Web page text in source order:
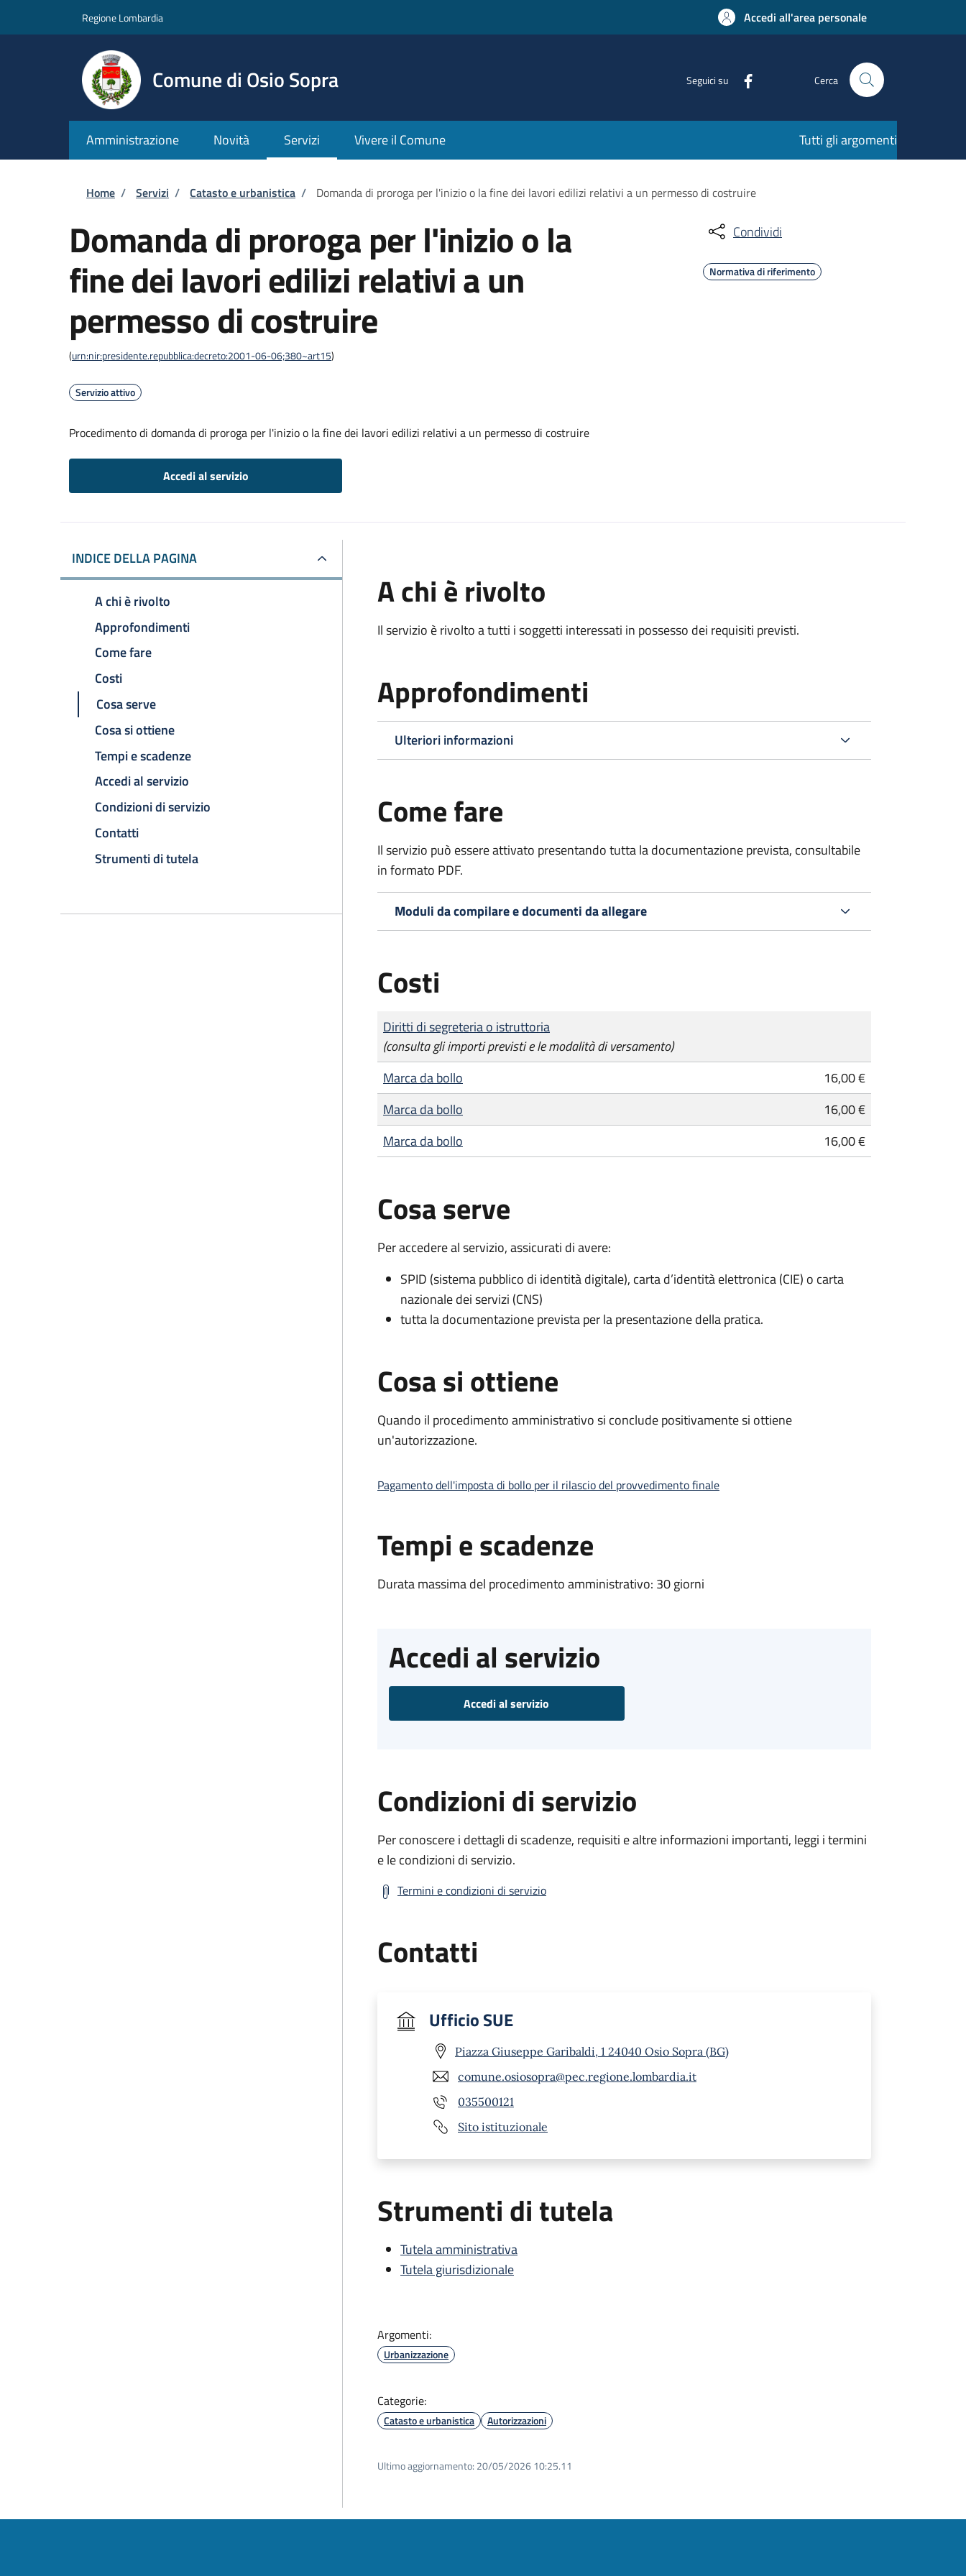
Regione Lombardia Accedi all'area personale
Comune di Osio Sopra Seguici su Cerca
Amministrazione Novità Servizi Vivere il Comune Tutti gli argomenti
Briciole di pane
Home / Servizi / Catasto e urbanistica / Domanda di proroga per l'inizio o la fine dei lavori edilizi relativi a un permesso di costruire
Domanda di proroga per l'inizio o la
fine dei lavori edilizi relativi a un
permesso di costruire
(urn:nir:presidente.repubblica:decreto:2001-06-06;380~art15)
Servizio attivo
Procedimento di domanda di proroga per l'inizio o la fine dei lavori edilizi relativi a un permesso di costruire
Accedi al servizio
Condividi
Normativa di riferimento
INDICE DELLA PAGINA
A chi è rivolto
Approfondimenti
Come fare
Costi
Cosa serve
Cosa si ottiene
Tempi e scadenze
Accedi al servizio
Condizioni di servizio
Contatti
Strumenti di tutela
A chi è rivolto
Il servizio è rivolto a tutti i soggetti interessati in possesso dei requisiti previsti.
Approfondimenti
Ulteriori informazioni
Come fare
Il servizio può essere attivato presentando tutta la documentazione prevista, consultabile
in formato PDF.
Moduli da compilare e documenti da allegare
Costi
Tipo di pagamento
Importo
Diritti di segreteria o istruttoria
(consulta gli importi previsti e le modalità di versamento)
Marca da bollo
16,00 €
Marca da bollo
16,00 €
Marca da bollo
16,00 €
Cosa serve
Per accedere al servizio, assicurati di avere:
SPID (sistema pubblico di identità digitale), carta d’identità elettronica (CIE) o carta
nazionale dei servizi (CNS)
tutta la documentazione prevista per la presentazione della pratica.
Cosa si ottiene
Quando il procedimento amministrativo si conclude positivamente si ottiene
un'autorizzazione.
Pagamento dell'imposta di bollo per il rilascio del provvedimento finale
Tempi e scadenze
Durata massima del procedimento amministrativo: 30 giorni
Accedi al servizio
Accedi al servizio
Condizioni di servizio
Per conoscere i dettagli di scadenze, requisiti e altre informazioni importanti, leggi i termini
e le condizioni di servizio.
Termini e condizioni di servizio
Contatti
Ufficio SUE
Piazza Giuseppe Garibaldi, 1 24040 Osio Sopra (BG)
comune.osiosopra@pec.regione.lombardia.it
035500121
Sito istituzionale
Strumenti di tutela
Tutela amministrativa
Tutela giurisdizionale
Argomenti:
Urbanizzazione
Categorie:
Catasto e urbanistica Autorizzazioni
Ultimo aggiornamento: 20/05/2026 10:25.11